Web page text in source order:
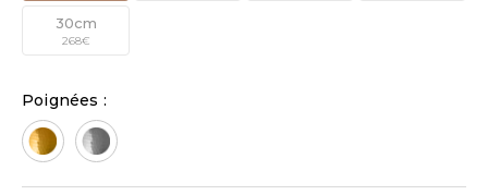
30cm
268€
Poignées :